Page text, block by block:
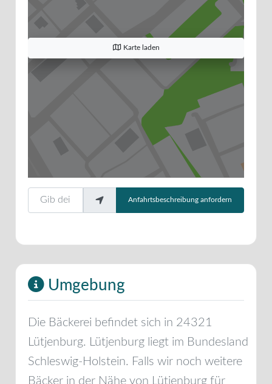
Karte laden
Gib deinen Standort ein.
Anfahrtsbeschreibung anfordern
Umgebung
Die Bäckerei befindet sich in 24321
Lütjenburg. Lütjenburg liegt im Bundesland
Schleswig-Holstein. Falls wir noch weitere
Bäcker in der Nähe von
Lütjenburg für